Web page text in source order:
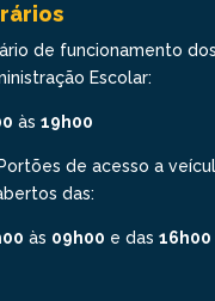
de funcionamento
Escolar:
às 19h00
de acesso a
das:
às 09h00 e das 16h00